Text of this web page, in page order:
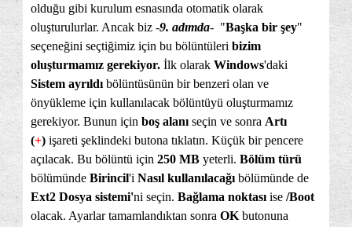
olduğu gibi kurulum esnasında otomatik olarak
oluşturulurlar. Ancak biz -9. adımda- "Başka bir şey"
seçeneğini seçtiğimiz için bu bölüntüleri bizim
oluşturmamız gerekiyor. İlk olarak Windows'daki
Sistem ayrıldıbölüntüsünün bir benzeri olan ve
önyükleme için kullanılacak bölüntüyü oluşturmamız
gerekiyor. Bunun için boş alanıseçin ve sonra Artı
(+) işareti şeklindeki butona tıklatın. Küçük bir pencere
açılacak. Bu bölüntü için 250 MB yeterli. Bölüm türü
bölümünde Birincil'i Nasıl kullanılacağıbölümünde de
Ext2 Dosya sistemi'ni seçin. Bağlama noktasıise /Boot
olacak. Ayarlar tamamlandıktan sonra OKbutonuna